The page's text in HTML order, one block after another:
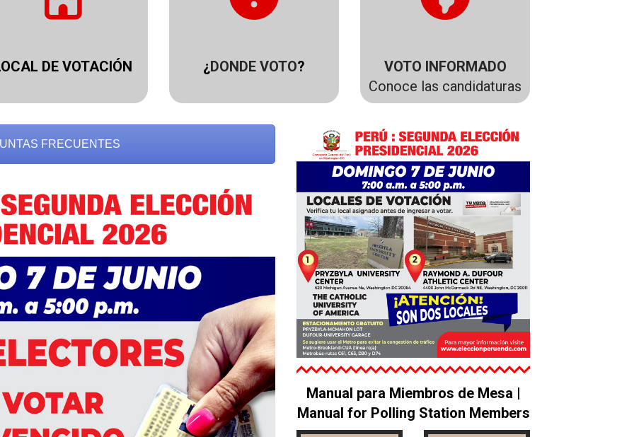
DE VOTACIÓN
¿DONDE VOTO?
VOTO INFORMADO
Conoce las candidaturas
FRECUENTES
Manual para Miembros de Mesa |
Manual for Polling Station Members